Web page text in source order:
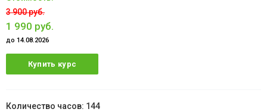
3 900 руб.
1 990 руб.
до 14.08.2026
Купить курс
144